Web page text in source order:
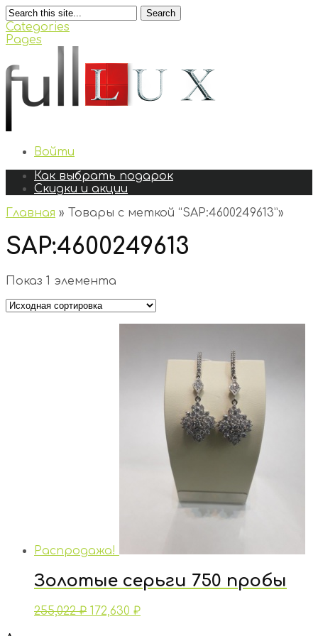
Search
Categories
Pages
Войти
Как выбрать подарок
Скидки и акции
Главная » Товары с меткой “SAP:4600249613”»
SAP:4600249613
Показ 1 элемента
Распродажа!
Золотые серьги 750 пробы
255,022₽ 172,630 ₽